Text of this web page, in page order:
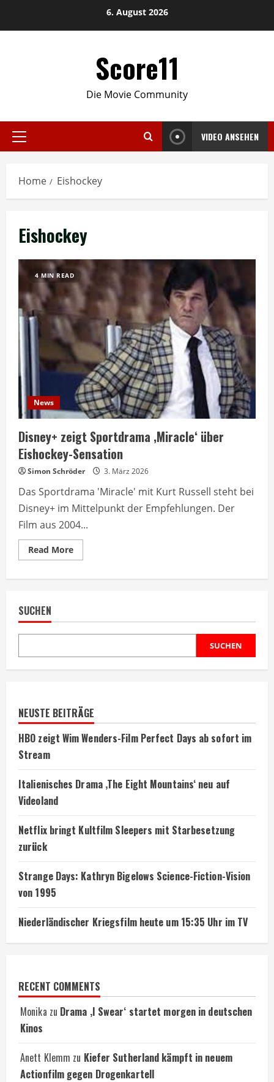
6. August 2026
Score11
Die Movie Community
Primary
VIDEO ANSEHEN
Home Eishockey
Eishockey
4 MIN READ
News
Disney+ zeigt Sportdrama ‚Miracle‘ über
Eishockey-Sensation
Simon Schröder 3. März 2026
Das Sportdrama 'Miracle' mit Kurt Russell steht bei
Disney+ im Mittelpunkt der Empfehlungen. Der
Film aus 2004...
Read MoreRead
more
Sensation
SUCHEN
SUCHEN
NEUSTE BEITRÄGE
HBO zeigt Wim Wenders-Film Perfect Days ab sofort im
Stream
Italienisches Drama ‚The Eight Mountains‘ neu auf
Videoland
Netflix bringt Kultfilm Sleepers mit Starbesetzung
zurück
Strange Days: Kathryn Bigelows Science-Fiction-Vision
von 1995
Niederländischer Kriegsfilm heute um 15:35 Uhr im TV
RECENT COMMENTS
Monika zu Drama ‚I Swear‘ startet morgen in deutschen
Kinos
Anett Klemm zu Kiefer Sutherland kämpft in neuem
Actionfilm gegen Drogenkartell